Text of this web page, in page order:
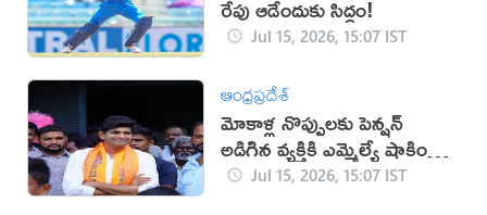
రేపు ఆడేందుకు సిద్ధం!
Jul 15, 2026, 15:07 IST
ఆంధ్రప్రదేశ్
మోకాళ్ల నొప్పులకు పెన్షన్
అడిగిన వ్యక్తికి ఎమ్మెల్యే షాకింగ్
సమాధానం
Jul 15, 2026, 15:07 IST